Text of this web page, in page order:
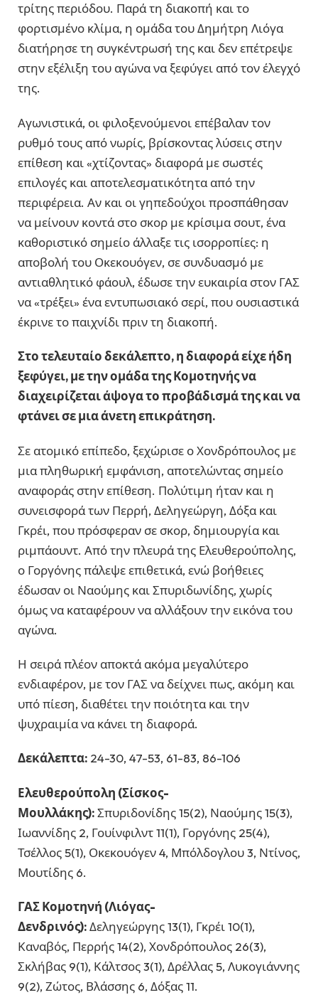
τρίτης περιόδου. Παρά τη διακοπή και το
φορτισμένο κλίμα, η ομάδα του Δημήτρη Λιόγα
διατήρησε τη συγκέντρωσή της και δεν επέτρεψε
στην εξέλιξη του αγώνα να ξεφύγει από τον έλεγχό
της.
Αγωνιστικά, οι φιλοξενούμενοι επέβαλαν τον
ρυθμό τους από νωρίς, βρίσκοντας λύσεις στην
επίθεση και «χτίζοντας» διαφορά με σωστές
επιλογές και αποτελεσματικότητα από την
περιφέρεια. Αν και οι γηπεδούχοι προσπάθησαν
να μείνουν κοντά στο σκορ με κρίσιμα σουτ, ένα
καθοριστικό σημείο άλλαξε τις ισορροπίες: η
αποβολή του Οκεκουόγεν, σε συνδυασμό με
αντιαθλητικό φάουλ, έδωσε την ευκαιρία στον ΓΑΣ
να «τρέξει» ένα εντυπωσιακό σερί, που ουσιαστικά
έκρινε το παιχνίδι πριν τη διακοπή.
Στο τελευταίο δεκάλεπτο, η διαφορά είχε ήδη
ξεφύγει, με την ομάδα της Κομοτηνής να
διαχειρίζεται άψογα το προβάδισμά της και να
φτάνει σε μια άνετη επικράτηση.
Σε ατομικό επίπεδο, ξεχώρισε ο Χονδρόπουλος με
μια πληθωρική εμφάνιση, αποτελώντας σημείο
αναφοράς στην επίθεση. Πολύτιμη ήταν και η
συνεισφορά των Περρή, Δεληγεώργη, Δόξα και
Γκρέι, που πρόσφεραν σε σκορ, δημιουργία και
ριμπάουντ. Από την πλευρά της Ελευθερούπολης,
ο Γοργόνης πάλεψε επιθετικά, ενώ βοήθειες
έδωσαν οι Ναούμης και Σπυριδωνίδης, χωρίς
όμως να καταφέρουν να αλλάξουν την εικόνα του
αγώνα.
Η σειρά πλέον αποκτά ακόμα μεγαλύτερο
ενδιαφέρον, με τον ΓΑΣ να δείχνει πως, ακόμη και
υπό πίεση, διαθέτει την ποιότητα και την
ψυχραιμία να κάνει τη διαφορά.
Δεκάλεπτα: 24-30, 47-53, 61-83, 86-106
Ελευθερούπολη (Σίσκος-
Μουλλάκης):Σπυριδονίδης 15(2), Ναούμης 15(3),
Ιωαννίδης 2, Γουίνφιλντ 11(1), Γοργόνης 25(4),
Τσέλλος 5(1), Οκεκουόγεν 4, Μπόλδογλου 3, Ντίνος,
Μουτίδης 6.
ΓΑΣ Κομοτηνή (Λιόγας-
Δενδρινός):Δεληγεώργης 13(1), Γκρέι 10(1),
Καναβός, Περρής 14(2), Χονδρόπουλος 26(3),
Σκλήβας 9(1), Κάλτσος 3(1), Δρέλλας 5, Λυκογιάννης
9(2), Ζώτος, Βλάσσης 6, Δόξας 11.